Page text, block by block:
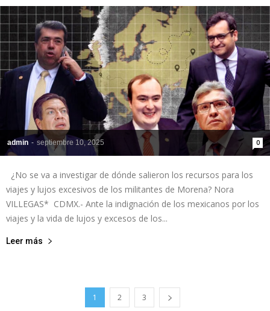
admin - septiembre 10, 2025 0
¿No se va a investigar de dónde salieron los recursos para los
viajes y lujos excesivos de los militantes de Morena? Nora
VILLEGAS* CDMX.- Ante la indignación de los mexicanos por los
viajes y la vida de lujos y excesos de los...
Leer más
1 2 3